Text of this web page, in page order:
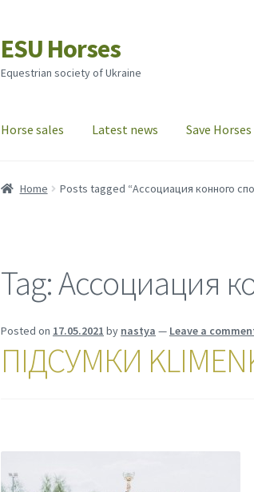
Skip
to
navigation
Skip
to
content
ESU Horses
Equestrian society of Ukraine
Horse sales Latest news Save Horses
Home Posts tagged “Ассоциация конного
Tag:Ассоциация
Posted on 17.05.2021 by nastya — Leave a
ПІДСУМКИ